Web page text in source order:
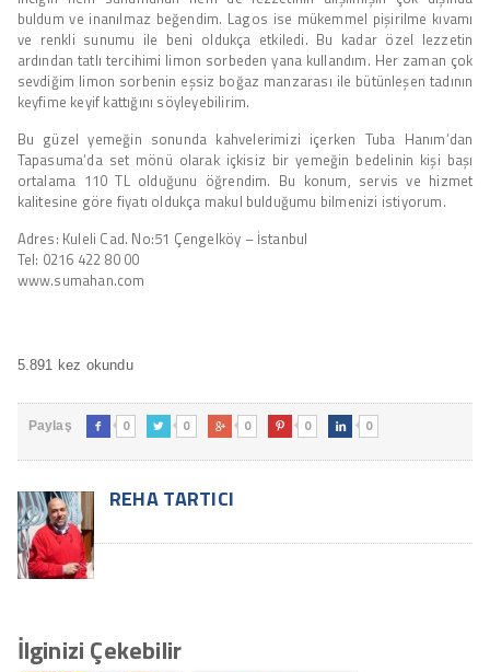
buldum ve inanılmaz beğendim. Lagos ise mükemmel pişirilme kıvamı
ve renkli sunumu ile beni oldukça etkiledi. Bu kadar özel lezzetin
ardından tatlı tercihimi limon sorbeden yana kullandım. Her zaman çok
sevdiğim limon sorbenin eşsiz boğaz manzarası ile bütünleşen tadının
keyfime keyif kattığını söyleyebilirim.
Bu güzel yemeğin sonunda kahvelerimizi içerken Tuba Hanım’dan
Tapasuma’da set mönü olarak içkisiz bir yemeğin bedelinin kişi başı
ortalama 110 TL olduğunu öğrendim. Bu konum, servis ve hizmet
kalitesine göre fiyatı oldukça makul bulduğumu bilmenizi istiyorum.
Adres: Kuleli Cad. No:51 Çengelköy – İstanbul
Tel: 0216 422 80 00
www.sumahan.com
5.891 kez okundu
Paylaş  0  0  0  0  0
REHA TARTICI
İlginizi Çekebilir